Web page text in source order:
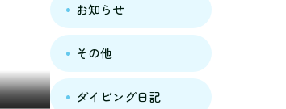
お知らせ
その他
ダイビング日記